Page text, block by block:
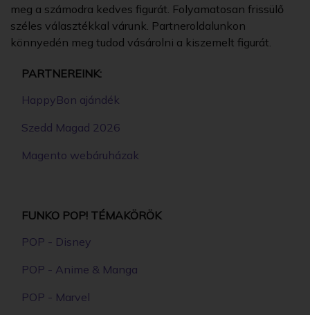
meg a számodra kedves figurát. Folyamatosan frissülő
széles választékkal várunk. Partneroldalunkon
könnyedén meg tudod vásárolni a kiszemelt figurát.
PARTNEREINK:
HappyBon ajándék
Szedd Magad 2026
Magento webáruházak
FUNKO POP! TÉMAKÖRÖK
POP - Disney
POP - Anime & Manga
POP - Marvel